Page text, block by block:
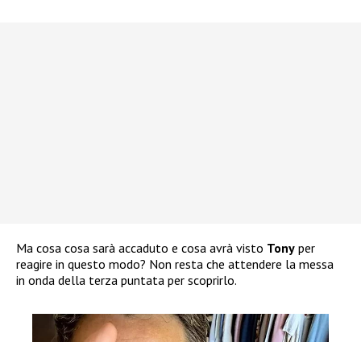
Ma cosa cosa sarà accaduto e cosa avrà visto Tony per
reagire in questo modo? Non resta che attendere la messa
in onda della terza puntata per scoprirlo.